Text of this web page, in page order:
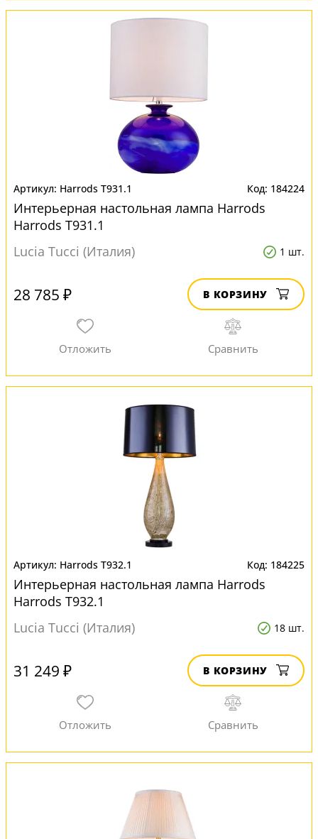
Harrods T931.1 184224
Интерьерная настольная лампа Harrods
Harrods T931.1
Lucia Tucci (Италия)
1 шт.
28 785 ₽ В КОРЗИНУ
Harrods T932.1 184225
Интерьерная настольная лампа Harrods
Harrods T932.1
Lucia Tucci (Италия)
18 шт.
31 249 ₽ В КОРЗИНУ